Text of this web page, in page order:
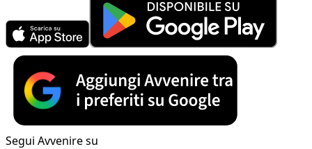
Segui Avvenire su